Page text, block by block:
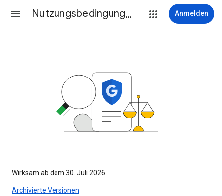
Nutzungsbedingungen Anmelden
Wirksam ab dem 30. Juli 2026
Archivierte Versionen